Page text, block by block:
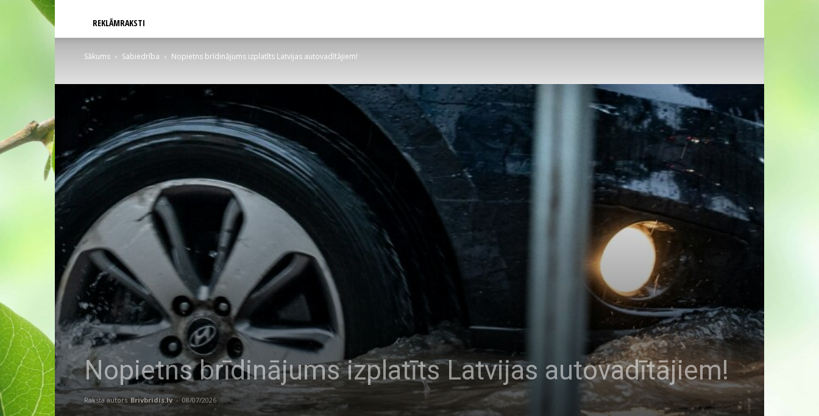
REKLĀMRAKSTI
Sākums Sabiedrība Nopietns brīdinājums izplatīts Latvijas autovadītājiem!
Nopietns brīdinājums izplatīts Latvijas autovadītājiem!
Raksta autors Brivbridis.lv - 08/07/2026